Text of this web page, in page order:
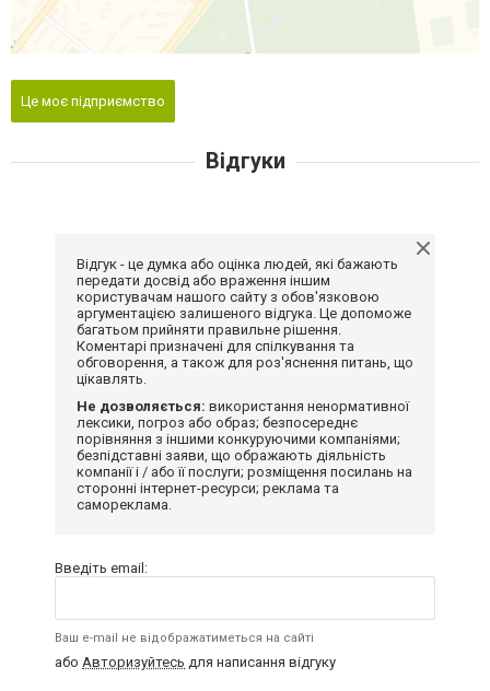
Це моє підприємство
Відгуки
Відгук - це думка або оцінка людей, які бажають
передати досвід або враження іншим
користувачам нашого сайту з обов'язковою
аргументацією залишеного відгука. Це допоможе
багатьом прийняти правильне рішення.
Коментарі призначені для спілкування та
обговорення, а також для роз'яснення питань, що
цікавлять.
Не дозволяється: використання ненормативної
лексики, погроз або образ; безпосереднє
порівняння з іншими конкуруючими компаніями;
безпідставні заяви, що ображають діяльність
компанії і / або її послуги; розміщення посилань на
сторонні інтернет-ресурси; реклама та
самореклама.
Введіть email:
Ваш e-mail не відображатиметься на сайті
або Авторизуйтесь для написання відгуку